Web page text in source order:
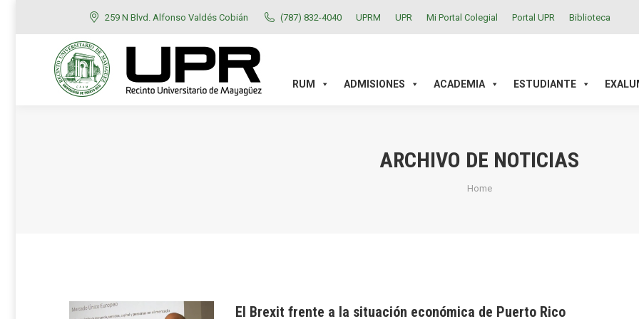
259 N Blvd. Alfonso Valdés Cobián (787) 832-4040 UPRM UPR Mi Portal Colegial Portal UPR Biblioteca
RUM ADMISIONES ACADEMIA ESTUDIANTE
ARCHIVO DE NOTICIAS
You are here:
Home
El Brexit frente a la situación económica de Puerto Rico
RUM ADMISIONES